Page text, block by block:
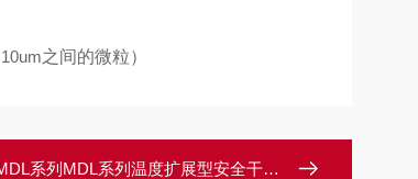
10um之间的微粒）
系列MDL系列温度扩展型安全干燥箱